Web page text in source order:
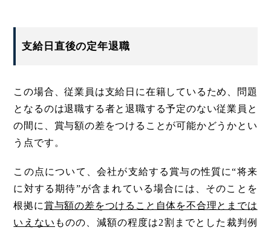
支給日直後の定年退職
この場合、従業員は支給日に在籍しているため、問題
となるのは退職する者と退職する予定のない従業員と
の間に、賞与額の差をつけることが可能かどうかとい
う点です。
この点について、会社が支給する賞与の性質に“将来
に対する期待”が含まれている場合には、そのことを
根拠に 賞与額の差をつけること自体を不合理とまでは
いえない ものの、減額の程度は2割までとした裁判例